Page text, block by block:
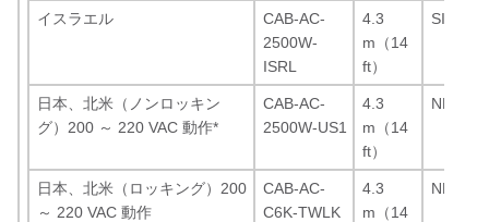
イスラエル
CAB-AC-
2500W-
ISRL
4.3
m（14
ft）
SI16S3
日本、北米（ノンロッキン
グ）200 ～ 220 VAC 動作*
CAB-AC-
2500W-US1
4.3
m（14
ft）
NEMA
日本、北米（ロッキング）200
～ 220 VAC 動作
CAB-AC-
C6K-TWLK
4.3
m（14
NEMA